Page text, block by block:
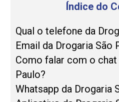
Índice do
Qual o telefone da
Email da Drogaria São
Como falar com o chat
Paulo?
Whatsapp da Drogaria